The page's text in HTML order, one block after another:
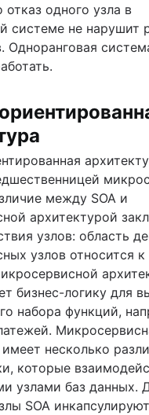
отказ одного узла в
системе не нарушит
Одноранговая
между SOA и
архитектурой
узлов: область
узлов относится
бизнес-логику для
набора функций,
несколько
которые
узлами баз данных.
SOA